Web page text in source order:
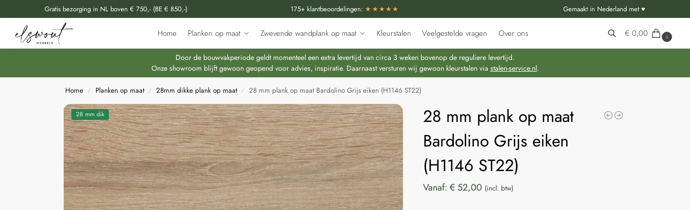
Gratis bezorging in NL boven € 750,- (BE € 850,-) 175+ klantbeoordelingen: ★★★★★ Gemaakt in Nederland met ♥
Home Planken op maat Zwevende wandplank op maat Kleurstalen Veelgestelde vragen Over ons
Doorzoek al onze producten
€ 0,00 0
Door de bouwvakperiode geldt momenteel een extra levertijd van circa 3 weken bovenop de reguliere levertijd.
Onze showroom blijft gewoon geopend voor advies, inspiratie. Daarnaast versturen wij gewoon kleurstalen via stalen-service.nl.
Home / Planken op maat / 28mm dikke plank op maat / 28 mm plank op maat Bardolino Grijs eiken (H1146 ST22)
28 mm dik
28 mm plank op maat
Bardolino Grijs eiken
(H1146 ST22)
Vanaf:€52,00 (incl. btw)